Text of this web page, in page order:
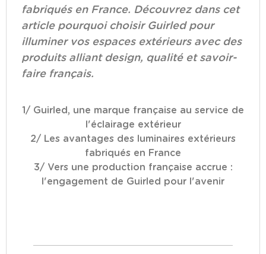
fabriqués en France. Découvrez dans cet
article pourquoi choisir Guirled pour
illuminer vos espaces extérieurs avec des
produits alliant design, qualité et savoir-
faire français.
1/ Guirled, une marque française au service de
l'éclairage extérieur
2/ Les avantages des luminaires extérieurs
fabriqués en France
3/ Vers une production française accrue :
l'engagement de Guirled pour l'avenir